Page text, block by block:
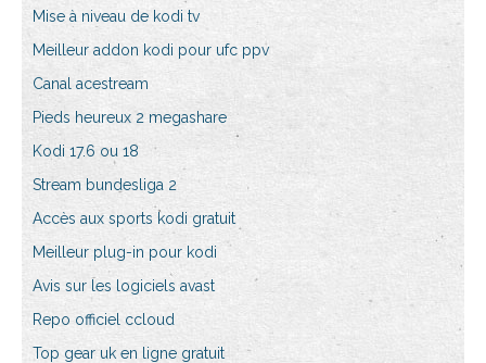
Mise à niveau de kodi tv
Meilleur addon kodi pour ufc ppv
Canal acestream
Pieds heureux 2 megashare
Kodi 17.6 ou 18
Stream bundesliga 2
Accès aux sports kodi gratuit
Meilleur plug-in pour kodi
Avis sur les logiciels avast
Repo officiel ccloud
Top gear uk en ligne gratuit